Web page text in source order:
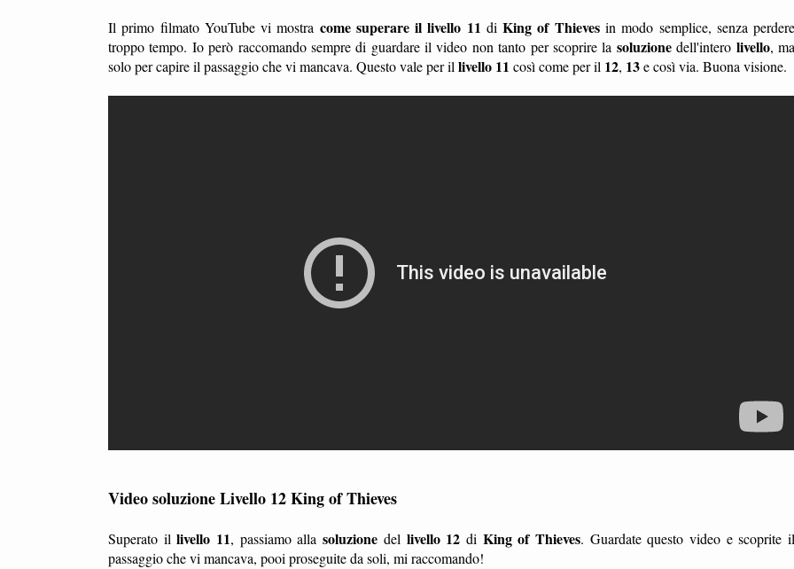
Il primo filmato YouTube vi mostra come superare il livello 11 diKing of Thievesin modo semplice, senza
troppo tempo. Io però raccomando sempre di guardare il video non tanto per scoprire la soluzionedell'intero livello,
solo per capire il passaggio che vi mancava. Questo vale per il livello 11 così come per il 12, 13e così via. Buona visione.
Video soluzione Livello 12 King of Thieves
Superato illivello 11, passiamo allasoluzione del livello 12 di King of Thieves. Guardate questo video e scoprite
passaggio che vi mancava, pooi proseguite da soli, mi raccomando!